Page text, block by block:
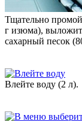
Тщательно
г изюма),
сахарный песок
Влейте воду (2 л).